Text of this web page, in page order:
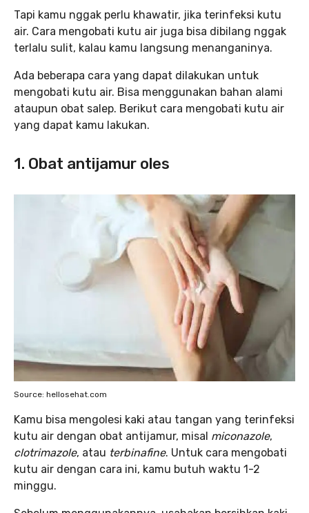
Tapi kamu nggak perlu khawatir, jika terinfeksi kutu
air. Cara mengobati kutu air juga bisa dibilang nggak
terlalu sulit, kalau kamu langsung menanganinya.
Ada beberapa cara yang dapat dilakukan untuk
mengobati kutu air. Bisa menggunakan bahan alami
ataupun obat salep. Berikut cara mengobati kutu air
yang dapat kamu lakukan.
1. Obat antijamur oles
Source: hellosehat.com
Kamu bisa mengolesi kaki atau tangan yang terinfeksi
kutu air dengan obat antijamur, misal miconazole,
clotrimazole, atau terbinafine. Untuk cara mengobati
kutu air dengan cara ini, kamu butuh waktu 1-2
minggu.